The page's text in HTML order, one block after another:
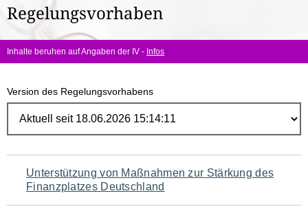
hier:
Regelungsvorhaben
Inhalte beruhen auf Angaben der IV - Infos
Version des Regelungsvorhabens
Navigation
für
Unterstützung von Maßnahmen zur Stärkung des
Finanzplatzes Deutschland